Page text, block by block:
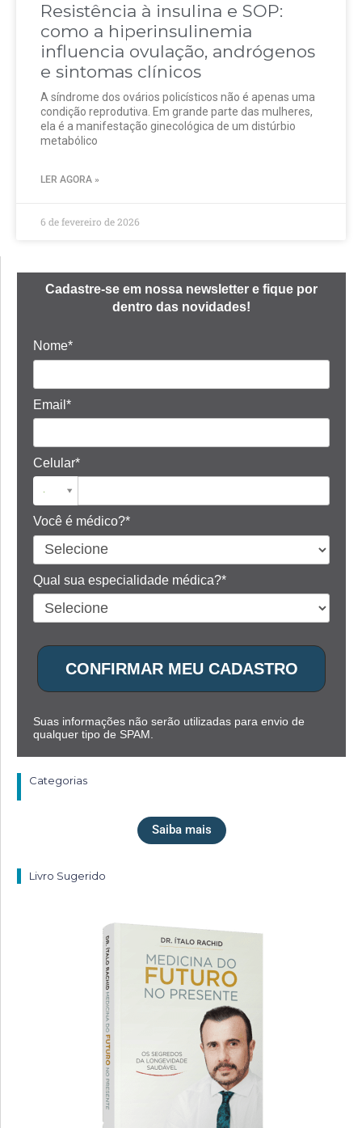
Resistência à insulina e SOP:
como a hiperinsulinemia
influencia ovulação, andrógenos
e sintomas clínicos
A síndrome dos ovários policísticos não é apenas uma
condição reprodutiva. Em grande parte das mulheres,
ela é a manifestação ginecológica de um distúrbio
metabólico
LER AGORA »
6 de fevereiro de 2026
Cadastre-se em nossa newsletter e fique por
dentro das novidades!
Nome*
Email*
Celular*
Você é médico?*
Qual sua especialidade médica?*
CONFIRMAR MEU CADASTRO
Suas informações não serão utilizadas para envio de
qualquer tipo de SPAM.
Categorias
Saiba mais
Livro Sugerido